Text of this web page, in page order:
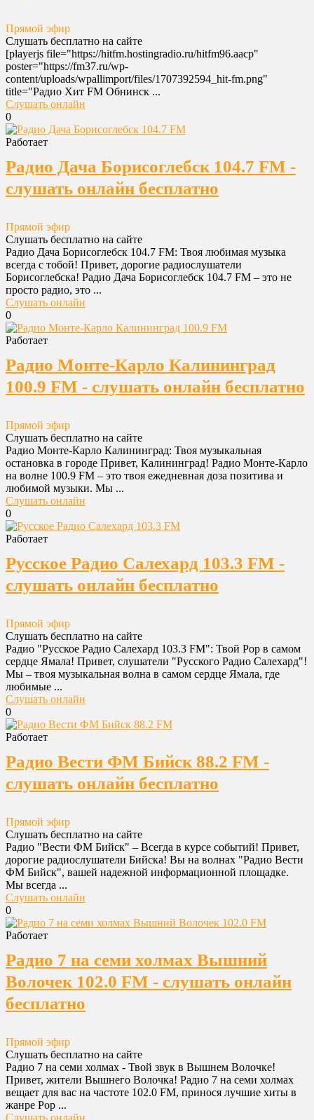
Прямой эфир
Слушать бесплатно на сайте
[playerjs file="https://hitfm.hostingradio.ru/hitfm96.aacp"
poster="https://fm37.ru/wp-
content/uploads/wpallimport/files/1707392594_hit-fm.png"
title="Радио Хит FM Обнинск ...
Слушать онлайн
0
Работает
Радио Дача Борисоглебск 104.7 FM -
слушать онлайн бесплатно
Прямой эфир
Слушать бесплатно на сайте
Радио Дача Борисоглебск 104.7 FM: Твоя любимая музыка
всегда с тобой! Привет, дорогие радиослушатели
Борисоглебска! Радио Дача Борисоглебск 104.7 FM – это не
просто радио, это ...
Слушать онлайн
0
Работает
Радио Монте-Карло Калининград
100.9 FM - слушать онлайн бесплатно
Прямой эфир
Слушать бесплатно на сайте
Радио Монте-Карло Калининград: Твоя музыкальная
остановка в городе Привет, Калининград! Радио Монте-Карло
на волне 100.9 FM – это твоя ежедневная доза позитива и
любимой музыки. Мы ...
Слушать онлайн
0
Работает
Русское Радио Салехард 103.3 FM -
слушать онлайн бесплатно
Прямой эфир
Слушать бесплатно на сайте
Радио "Русское Радио Салехард 103.3 FM": Твой Pop в самом
сердце Ямала! Привет, слушатели "Русского Радио Салехард"!
Мы – твоя музыкальная волна в самом сердце Ямала, где
любимые ...
Слушать онлайн
0
Работает
Радио Вести ФМ Бийск 88.2 FM -
слушать онлайн бесплатно
Прямой эфир
Слушать бесплатно на сайте
Радио "Вести ФМ Бийск" – Всегда в курсе событий! Привет,
дорогие радиослушатели Бийска! Вы на волнах "Радио Вести
ФМ Бийск", вашей надежной информационной площадке.
Мы всегда ...
Слушать онлайн
0
Работает
Радио 7 на семи холмах Вышний
Волочек 102.0 FM - слушать онлайн
бесплатно
Прямой эфир
Слушать бесплатно на сайте
Радио 7 на семи холмах - Твой звук в Вышнем Волочке!
Привет, жители Вышнего Волочка! Радио 7 на семи холмах
вещает для вас на частоте 102.0 FM, принося лучшие хиты в
жанре Pop ...
Слушать онлайн